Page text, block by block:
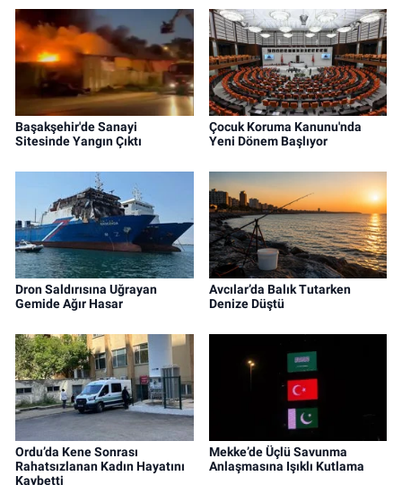
Başakşehir'de Sanayi
Sitesinde Yangın Çıktı
Çocuk Koruma Kanunu'nda
Yeni Dönem Başlıyor
Dron Saldırısına Uğrayan
Gemide Ağır Hasar
Avcılar’da Balık Tutarken
Denize Düştü
Ordu’da Kene Sonrası
Rahatsızlanan Kadın Hayatını
Kaybetti
Mekke’de Üçlü Savunma
Anlaşmasına Işıklı Kutlama